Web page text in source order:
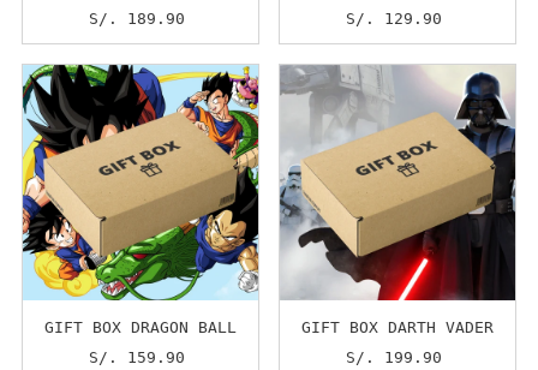
Precio
normal
S/. 189.90
Precio
normal
S/. 129.90
GIFT BOX DRAGON BALL
Precio
S/. 159.90
GIFT BOX DARTH VADER
Precio
S/. 199.90